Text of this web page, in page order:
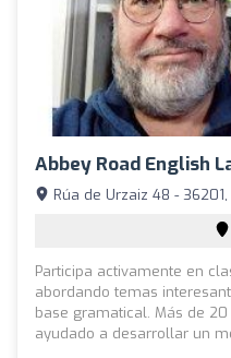
Abbey Road English
Rúa de Urzaiz 48 -
Participa activamente en
abordando temas
base gramatical. Más de
ayudado a desarrollar un